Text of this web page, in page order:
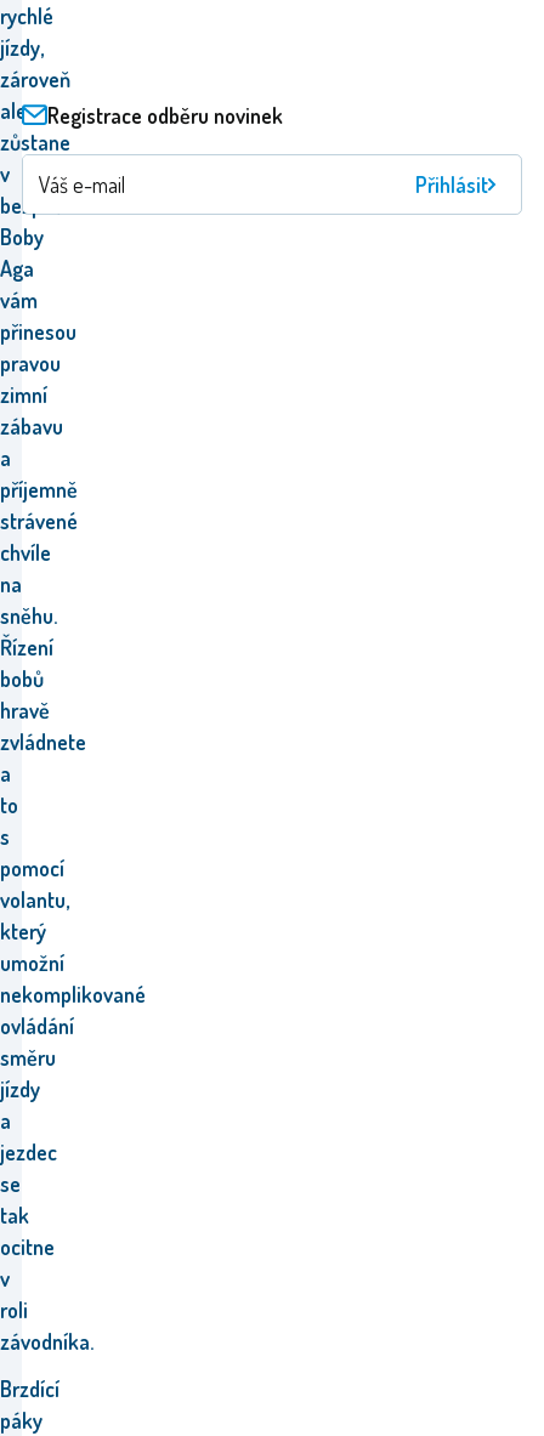
rychlé
jízdy,
zároveň
ale
zůstane
v
bezpečí.
Boby
Aga
vám
přinesou
pravou
zimní
zábavu
a
příjemně
strávené
chvíle
na
sněhu.
Řízení
bobů
hravě
zvládnete
a
to
s
pomocí
volantu,
který
umožní
nekomplikované
ovládání
směru
jízdy
a
jezdec
se
tak
ocitne
v
roli
závodníka.
Brzdící
páky
Registrace odběru novinek
Přihlásit